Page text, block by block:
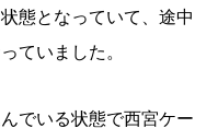
態となっていて、途中
ていました。
でいる状態で西宮ケー